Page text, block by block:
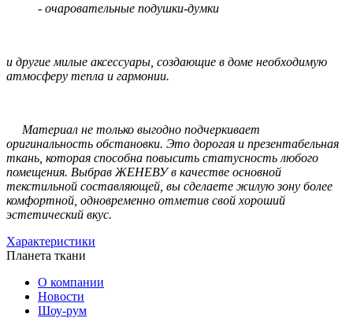
- очаровательные подушки-думки
и другие милые аксессуары, создающие в доме необходимую
атмосферу тепла и гармонии.
Материал не только выгодно подчеркивает
оригинальность обстановки. Это дорогая и презентабельная
ткань, которая способна повысить статусность любого
помещения. Выбрав ЖЕНЕВУ в качестве основной
текстильной составляющей, вы сделаете жилую зону более
комфортной, одновременно отметив свой хороший
эстетический вкус.
Характеристики
Планета ткани
О компании
Новости
Шоу-рум